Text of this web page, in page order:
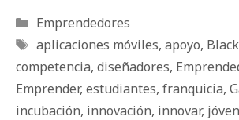
Categorías
Emprendedores
Etiquetas
aplicaciones móviles, apoyo,
competencia, diseñadores,
Emprender, estudiantes, franquicia,
incubación, innovación, innovar,